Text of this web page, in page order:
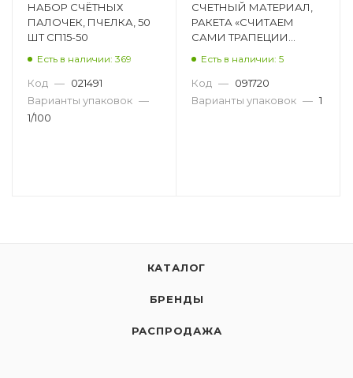
НАБОР СЧЁТНЫХ
ПАЛОЧЕК, ПЧЕЛКА, 50
ШТ СП15-50
Есть в наличии: 369
Код — 021491
Варианты упаковок —
1/100
СЧЕТНЫЙ МАТЕРИАЛ,
РАКЕТА «СЧИТАЕМ
САМИ ТРАПЕЦИИ
Есть в наличии: 5
Код — 091720
Варианты упаковок — 1
КАТАЛОГ
БРЕНДЫ
РАСПРОДАЖА